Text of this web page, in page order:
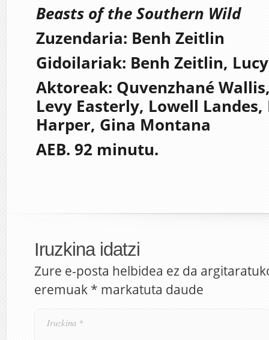
Beasts of the Southern Wild
Zuzendaria: Benh Zeitlin
Gidoilariak: Benh Zeitlin,
Aktoreak: Quvenzhané
Levy Easterly, Lowell Landes,
Harper, Gina Montana
AEB. 92 minutu.
Iruzkina idatzi
Zure e-posta helbidea ez da
eremuak * markatuta daude